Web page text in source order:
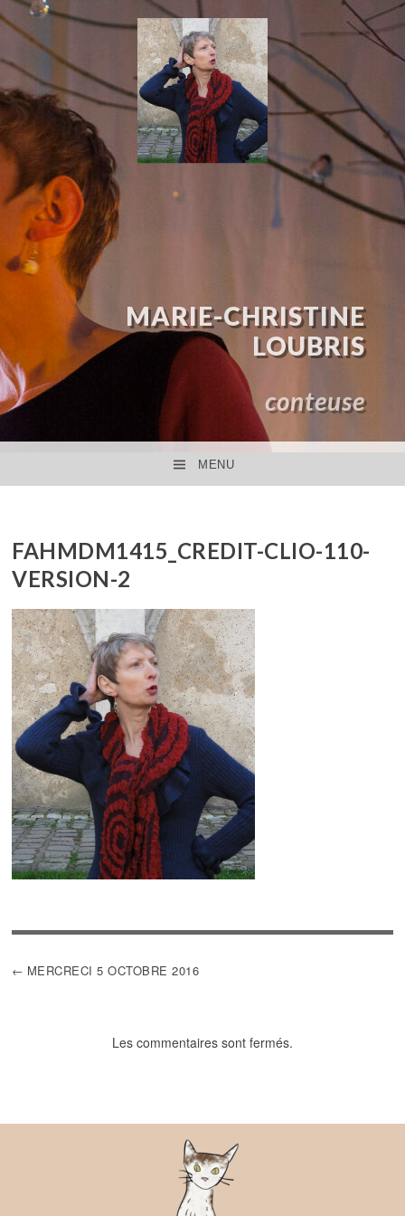
MARIE-CHRISTINE
LOUBRIS
conteuse
MENU
FAHMDM1415_CREDIT-CLIO-110-
VERSION-2
NAVIGATION
MERCRECI 5 OCTOBRE 2016
Les commentaires sont fermés.